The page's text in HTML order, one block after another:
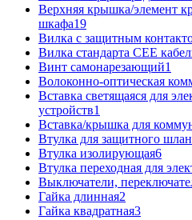
Верхняя крышка/элемент
шкафа19
Вилка с защитным
Вилка стандарта CEE
Винт самонарезающий1
Волоконно-оптическая
Вставка светящаяся для
устройств1
Вставка/крышка для
Втулка для защитного
Втулка изолирующая6
Втулка переходная для
Выключатели,
Гайка длинная2
Гайка квадратная3